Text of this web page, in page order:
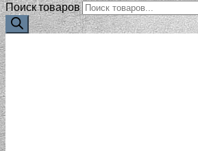
Поиск товаров